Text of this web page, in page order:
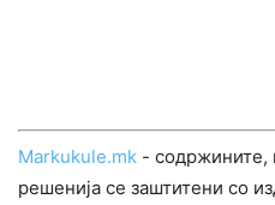
Markukule.mk - содржините,
решенија се заштитени со